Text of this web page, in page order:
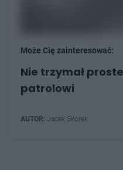
Może Cię zainteresować:
Nie trzymał
patrolowi
AUTOR: Jacek Skorek